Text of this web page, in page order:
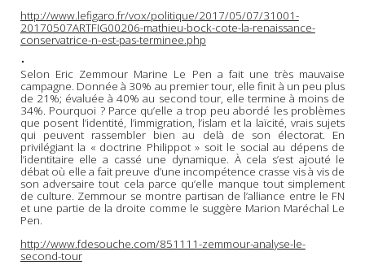
http://www.lefigaro.fr/vox/politique/2017/05/07/31001-
20170507ARTFIG00206-mathieu-bock-cote-la-renaissance-
conservatrice-n-est-pas-terminee.php
•
Selon Eric Zemmour Marine Le Pen a fait une très mauvaise
campagne. Donnée à 30% au premier tour, elle finit à un peu plus
de 21%; évaluée à 40% au second tour, elle termine à moins de
34%. Pourquoi ? Parce qu’elle a trop peu abordé les problèmes
que posent l’identité, l’immigration, l’islam et la laïcité, vrais sujets
qui peuvent rassembler bien au delà de son électorat. En
privilégiant la « doctrine Philippot » soit le social au dépens de
l’identitaire elle a cassé une dynamique. À cela s’est ajouté le
débat où elle a fait preuve d’une incompétence crasse vis à vis de
son adversaire tout cela parce qu’elle manque tout simplement
de culture. Zemmour se montre partisan de l’alliance entre le FN
et une partie de la droite comme le suggère Marion Maréchal Le
Pen.
http://www.fdesouche.com/851111-zemmour-analyse-le-
second-tour